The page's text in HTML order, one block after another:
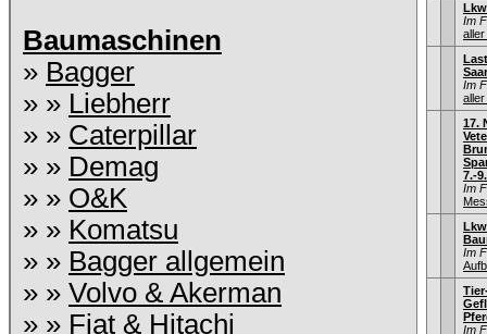
Baumaschinen
» Bagger
» » Liebherr
» » Caterpillar
» » Demag
» » O&K
» » Komatsu
» » Bagger allgemein
» » Volvo & Akerman
» » Fiat & Hitachi
Im
aller
Im
aller
17.
7.-
Im
Im
Im